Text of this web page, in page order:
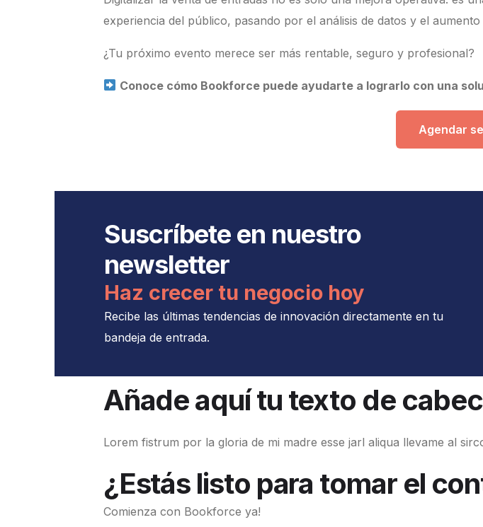
experiencia del público, pasando por el análisis de datos y el
¿Tu próximo evento merece ser más rentable, seguro y profesional?
Conoce cómo Bookforce puede ayudarte a lograrlo con una
Agendar
Suscríbete en nuestro
newsletter
Haz crecer tu negocio hoy
Recibe las últimas tendencias de innovación directamente en tu
bandeja de entrada.
Añade aquí tu texto de
Lorem fistrum por la gloria de mi madre esse jarl aliqua llevame al
¿Estás listo para tomar el
Comienza con Bookforce ya!